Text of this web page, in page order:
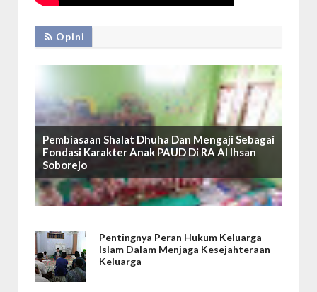
Opini
Pembiasaan Shalat Dhuha Dan Mengaji Sebagai
Fondasi Karakter Anak PAUD Di RA Al Ihsan
Soborejo
Pentingnya Peran Hukum Keluarga
Islam Dalam Menjaga Kesejahteraan
Keluarga